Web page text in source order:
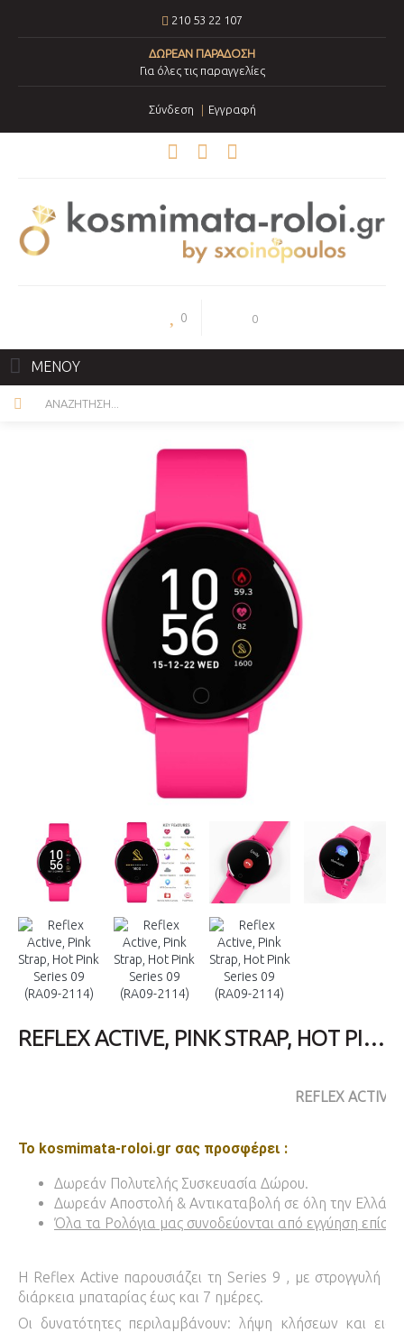
210 53 22 107
ΔΩΡΕΑΝ ΠΑΡΑΔΟΣΗ
Για όλες τις παραγγελίες
Σύνδεση Εγγραφή
0 0
ΜΕΝΟΥ
REFLEX ACTIVE, PINK STRAP, HOT PINK SERIES 09 (RA09-2114)
REFLEX ACTIVE
Το kosmimata-roloi.gr σας προσφέρει :
Δωρεάν Πολυτελής Συσκευασία Δώρου.
Δωρεάν Αποστολή & Αντικαταβολή σε όλη την
Όλα τα Ρολόγια μας συνοδεύονται από εγγύηση
Η Reflex Active παρουσιάζει τη Series 9 , με στρογγυλή
διάρκεια μπαταρίας έως και 7 ημέρες.
Οι δυνατότητες περιλαμβάνουν: λήψη κλήσεων και